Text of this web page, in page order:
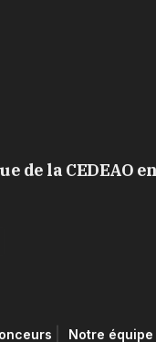
de la
Notre équipe